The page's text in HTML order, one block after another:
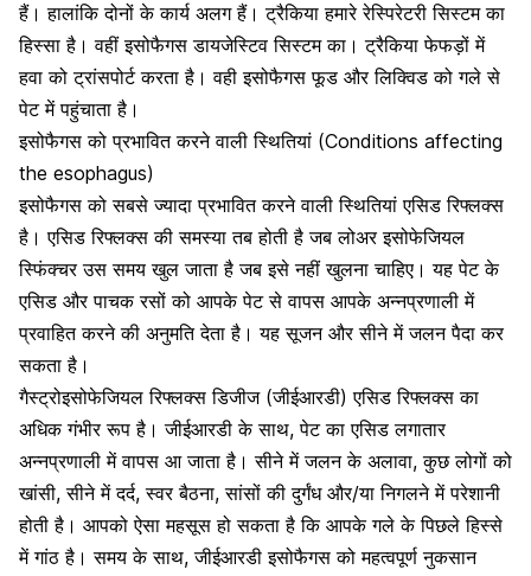
हैं। हालांकि दोनों के कार्य अलग हैं। ट्रैकिया हमारे रेस्पिरेटरी सिस्टम का
हिस्सा है। वहीं इसोफैगसडायजेस्टिव सिस्टमका। ट्रैकिया फेफड़ों में
हवा को ट्रांसपोर्ट करता है। वही इसोफैगस फूड और लिक्विड को गले से
पेट में पहुंचाता है।
इसोफैगस को प्रभावित करने वाली स्थितियां (Conditions affecting
the esophagus)
इसोफैगस को सबसे ज्यादा प्रभावित करने वाली स्थितियां एसिड रिफ्लक्स
है । एसिड रिफ्लक्स की समस्या तब होती है जब लोअर इसोफेजियल
स्फिंक्चर उस समय खुल जाता है जब इसे नहीं खुलना चाहिए। यह पेट के
एसिड और पाचक रसों को आपके पेट से वापस आपके अन्नप्रणाली में
प्रवाहित करने की अनुमति देता है। यह सूजन और सीने में जलन पैदा कर
सकता है।
गैस्ट्रोइसोफेजियल रिफ्लक्स डिजीज (जीईआरडी) एसिड रिफ्लक्स का
अधिक गंभीर रूप है। जीईआरडी के साथ, पेट का एसिड लगातार
अन्नप्रणाली में वापस आ जाता है। सीने में जलन के अलावा, कुछ लोगों को
खांसी, सीने में दर्द, स्वर बैठना, सांसों की दुर्गंध और/या निगलने में परेशानी
होती है। आपको ऐसा महसूस हो सकता है कि आपके गले के पिछले हिस्से
में गांठ है। समय के साथ, जीईआरडी इसोफैगस को महत्वपूर्ण नुकसान